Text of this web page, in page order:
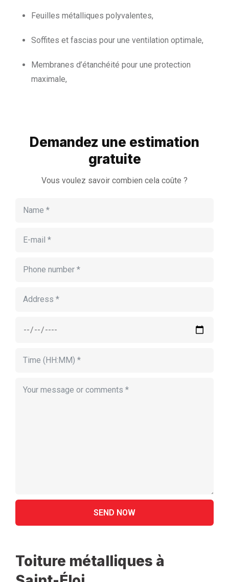
Feuilles métalliques polyvalentes,
Soffites et fascias pour une ventilation optimale,
Membranes d’étanchéité pour une protection
maximale,
Demandez une estimation
gratuite
Vous voulez savoir combien cela coûte ?
Toiture métalliques à